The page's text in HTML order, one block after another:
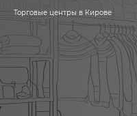
Торговые центры в Кирове